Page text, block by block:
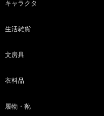
キャラクタ
生活雑貨
文房具
衣料品
履物・靴